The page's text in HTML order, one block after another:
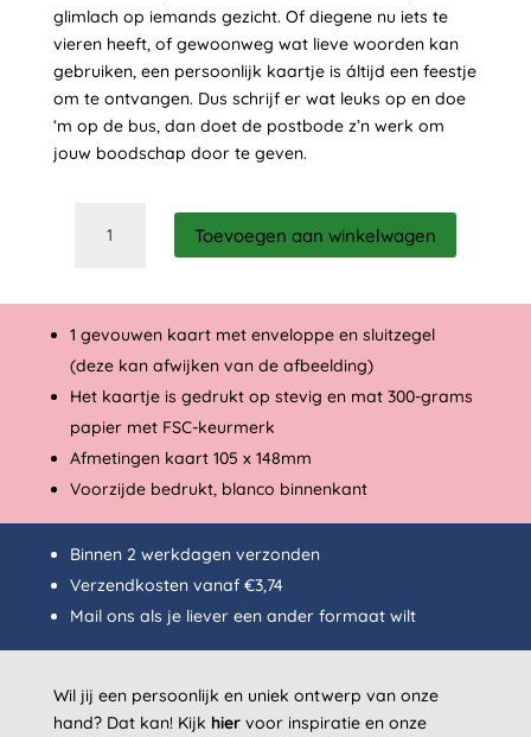
glimlach op iemands gezicht. Of diegene nu iets te
vieren heeft, of gewoonweg wat lieve woorden kan
gebruiken, een persoonlijk kaartje is áltijd een feestje
om te ontvangen. Dus schrijf er wat leuks op en doe
‘m op de bus, dan doet de postbode z’n werk om
jouw boodschap door te geven.
aantal
Toevoegen aan winkelwagen
1 gevouwen kaart met enveloppe en sluitzegel
(deze kan afwijken van de afbeelding)
Het kaartje is gedrukt op stevig en mat 300-grams
papier met FSC-keurmerk
Afmetingen kaart 105 x 148mm
Voorzijde bedrukt, blanco binnenkant
Binnen 2 werkdagen verzonden
Verzendkosten vanaf €3,74
Mailons als je liever een ander formaat wilt
Wil jij een persoonlijk en uniek ontwerp van onze
hand? Dat kan! Kijk hiervoor inspiratie en onze